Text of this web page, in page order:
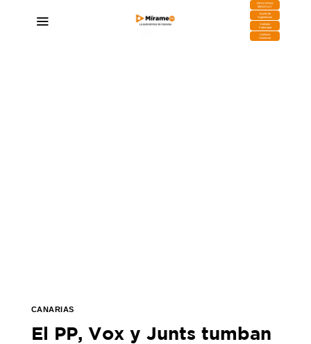
DESCARGA
MIRAPLAY
Buzón de
Sugerencias
Contratar
Publicidad
Contacto
Comercial
CANARIAS
El PP, Vox y Junts tumban